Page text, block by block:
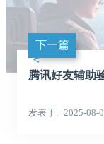
下一篇
腾讯好友辅助
发表于 2025-08-